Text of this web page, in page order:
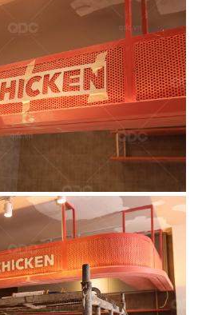
VÔ ÚY
CN Gò Vấp
100
GENJI
CN Nauy
102